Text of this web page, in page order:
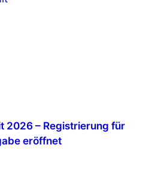
2026 – Registrierung für
eröffnet